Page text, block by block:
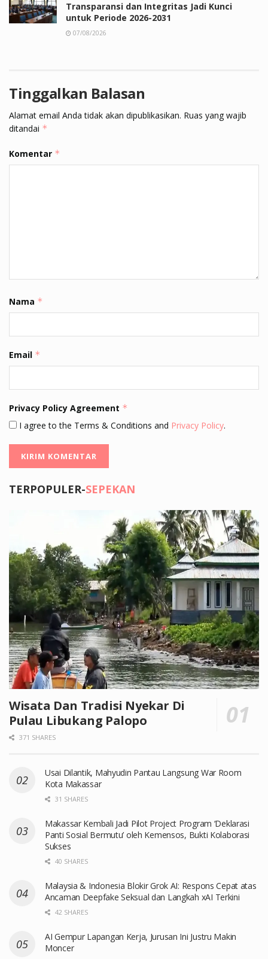
Transparansi dan Integritas Jadi Kunci
untuk Periode 2026-2031
07/08/2026
Tinggalkan Balasan
Alamat email Anda tidak akan dipublikasikan. Ruas yang wajib
ditandai *
Komentar *
Nama *
Email *
Privacy Policy Agreement *
I agree to the Terms & Conditions and Privacy Policy.
TERPOPULER-SEPEKAN
Wisata Dan Tradisi Nyekar Di
Pulau Libukang Palopo
371 SHARES
Usai Dilantik, Mahyudin Pantau Langsung War Room
Kota Makassar
31 SHARES
Makassar Kembali Jadi Pilot Project Program ‘Deklarasi
Panti Sosial Bermutu’ oleh Kemensos, Bukti Kolaborasi
Sukses
40 SHARES
Malaysia & Indonesia Blokir Grok AI: Respons Cepat atas
Ancaman Deepfake Seksual dan Langkah xAI Terkini
42 SHARES
AI Gempur Lapangan Kerja, Jurusan Ini Justru Makin
Moncer